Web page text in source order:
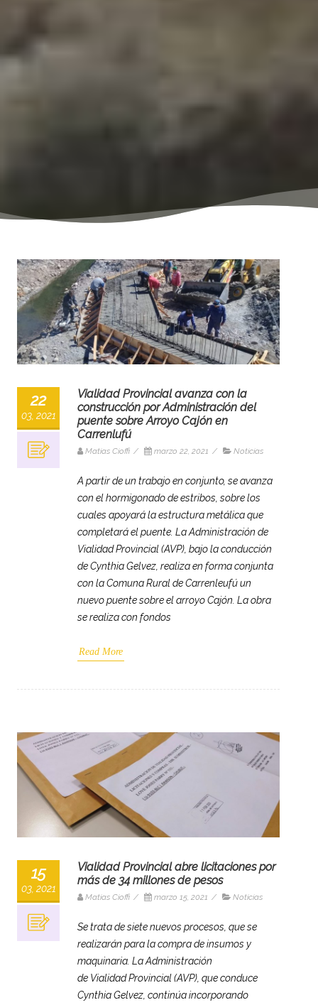
22
03, 2021
Vialidad Provincial avanza con la
construcción por Administración del
puente sobre Arroyo Cajón en
Carrenlufú
Matias Cioffi / marzo 22, 2021 / Noticias
A partir de un trabajo en conjunto, se avanza
con el hormigonado de estribos, sobre los
cuales apoyará la estructura metálica que
completará el puente. La Administración de
Vialidad Provincial (AVP), bajo la conducción
de Cynthia Gelvez, realiza en forma conjunta
con la Comuna Rural de Carrenleufú un
nuevo puente sobre el arroyo Cajón. La obra
se realiza con fondos
Read More
15
03, 2021
Vialidad Provincial abre licitaciones por
más de 34 millones de pesos
Matias Cioffi / marzo 15, 2021 / Noticias
Se trata de siete nuevos procesos, que se
realizarán para la compra de insumos y
maquinaria. La Administración
de Vialidad Provincial (AVP), que conduce
Cynthia Gelvez, continúa incorporando